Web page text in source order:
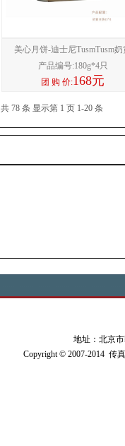
美心月饼-迪士尼TusmTusm奶
产品编号:180g*4只
团 购 价:168元
共 78 条 显示第 1 页 1-20 条
地址：北京
Copyright © 2007-2014 传